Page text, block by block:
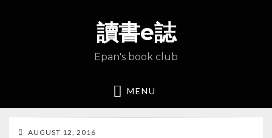
讀書e誌
Epan's book club
MENU
POSTED
AUGUST 12, 2016